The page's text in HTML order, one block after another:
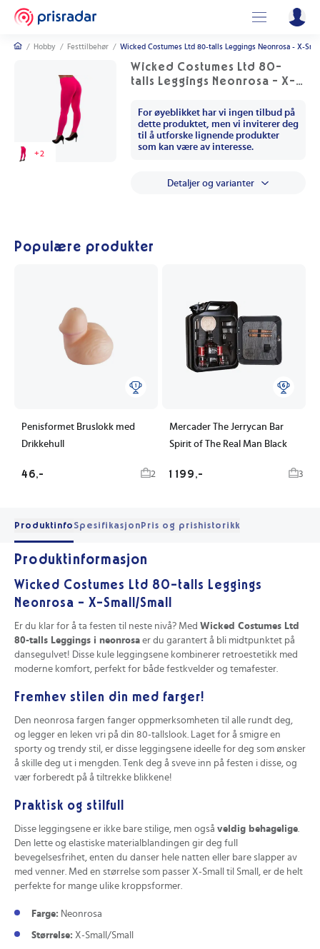
/ Hobby / Festtilbehør / Wicked Costumes Ltd 80-talls Leggings Neonrosa - X-
+2
Wicked Costumes Ltd 80-
talls Leggings Neonrosa - X-
For øyeblikket har vi ingen tilbud på
dette produktet, men vi inviterer deg
til å utforske lignende produkter
som kan være av interesse.
Detaljer og varianter
Populære produkter
Penisformet Bruslokk med
Drikkehull
46,- 2
Mercader The Jerrycan Bar
Spirit of The Real Man Black
1 199,- 3
Produktinfo Spesifikasjon Pris og prishistorikk
Produktinformasjon
Wicked Costumes Ltd 80-talls Leggings
Neonrosa - X-Small/Small
Er du klar for å ta festen til neste nivå? Med Wicked Costumes Ltd
80-talls Leggings i neonrosa er du garantert å bli midtpunktet på
dansegulvet! Disse kule leggingsene kombinerer retroestetikk med
moderne komfort, perfekt for både festkvelder og temafester.
Fremhev stilen din med farger!
Den neonrosa fargen fanger oppmerksomheten til alle rundt deg,
og legger en leken vri på din 80-tallslook. Laget for å smigre en
sporty og trendy stil, er disse leggingsene ideelle for deg som ønsker
å skille deg ut i mengden. Tenk deg å sveve inn på festen i disse, og
vær forberedt på å tiltrekke blikkene!
Praktisk og stilfull
Disse leggingsene er ikke bare stilige, men også veldig behagelige.
Den lette og elastiske materialblandingen gir deg full
bevegelsesfrihet, enten du danser hele natten eller bare slapper av
med venner. Med en størrelse som passer X-Small til Small, er de helt
perfekte for mange ulike kroppsformer.
Farge: Neonrosa
Størrelse: X-Small/Small